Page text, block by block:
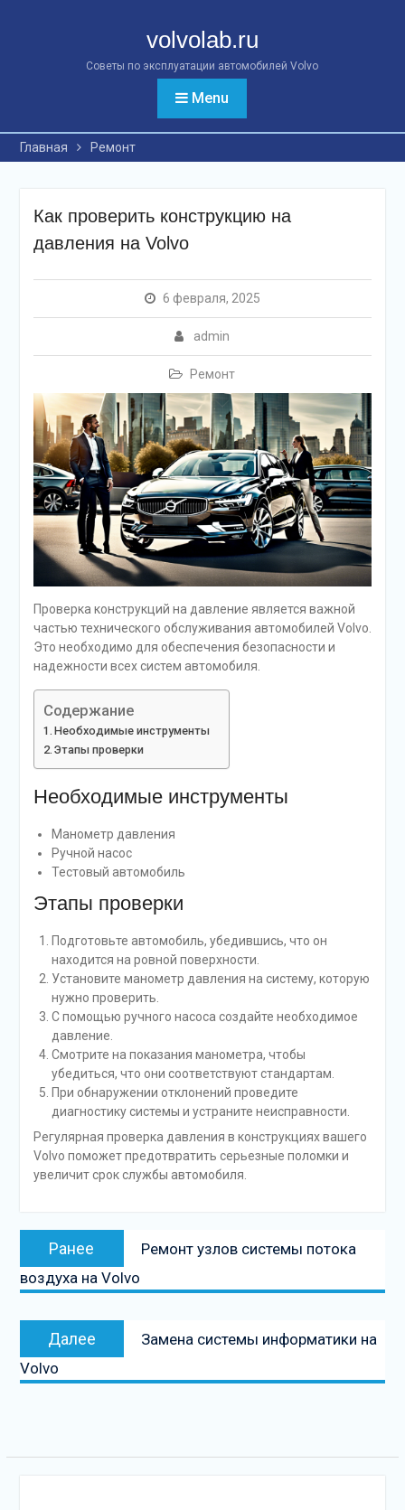
volvolab.ru
Советы по эксплуатации автомобилей Volvo
Menu
Главная Ремонт
Как проверить конструкцию на
давления на Volvo
6 февраля, 2025
admin
Ремонт
Проверка конструкций на давление является важной
частью технического обслуживания автомобилей Volvo.
Это необходимо для обеспечения безопасности и
надежности всех систем автомобиля.
Содержание
Необходимые инструменты
Этапы проверки
Необходимые инструменты
Манометр давления
Ручной насос
Тестовый автомобиль
Этапы проверки
Подготовьте автомобиль, убедившись, что он
находится на ровной поверхности.
Установите манометр давления на систему, которую
нужно проверить.
С помощью ручного насоса создайте необходимое
давление.
Смотрите на показания манометра, чтобы
убедиться, что они соответствуют стандартам.
При обнаружении отклонений проведите
диагностику системы и устраните неисправности.
Регулярная проверка давления в конструкциях вашего
Volvo поможет предотвратить серьезные поломки и
увеличит срок службы автомобиля.
Навигация
записям
Ранее
Предыдущая
запись:
Ремонт узлов системы потока
воздуха на Volvo
Далее
Следующая
запись
Замена системы информатики на
Volvo